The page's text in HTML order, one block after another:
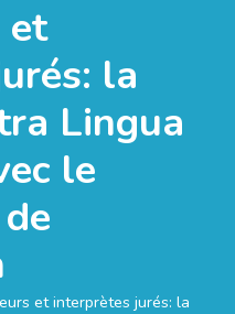
et
la
Lingua
le
et interprètes jurés: la